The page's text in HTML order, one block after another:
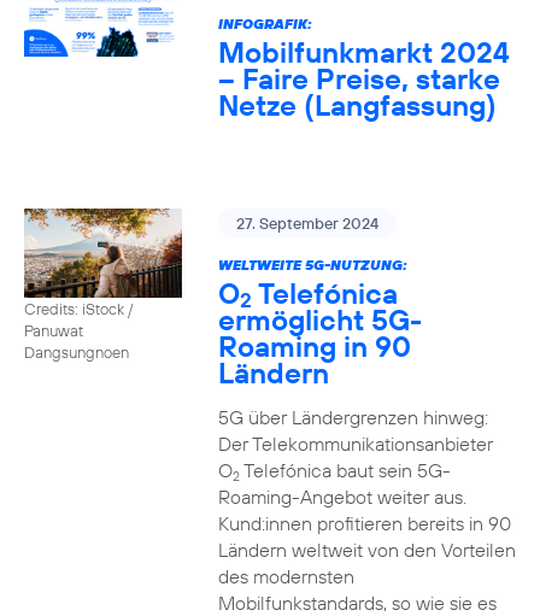
INFOGRAFIK:
Mobilfunkmarkt 2024
– Faire Preise, starke
Netze (Langfassung)
Credits: iStock /
Panuwat
Dangsungnoen
27. September 2024
WELTWEITE 5G-NUTZUNG:
O2 Telefónica
ermöglicht 5G-
Roaming in 90
Ländern
5G über Ländergrenzen hinweg:
Der Telekommunikationsanbieter
O2Telefónica baut sein 5G-
Roaming-Angebot weiter aus.
Kund:innen profitieren bereits in 90
Ländern weltweit von den Vorteilen
des modernsten
Mobilfunkstandards, so wie sie es